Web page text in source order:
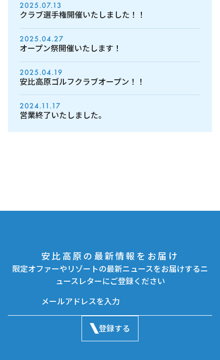
2025.07.13
クラブ選手権開催いたしました！！
2025.04.27
オープン祭開催いたします！
2025.04.19
安比高原ゴルフクラブオープン！！
2024.11.17
営業終了いたしました。
安比高原の最新情報をお届け
限定オファーやリゾートの最新ニュースをお届けするニ
ュースレターにご登録ください
登録する